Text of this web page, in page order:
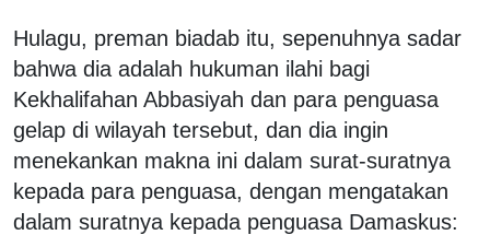
Hulagu, preman biadab itu, sepenuhnya sadar
bahwa dia adalah hukuman ilahi bagi
Kekhalifahan Abbasiyah dan para penguasa
gelap di wilayah tersebut, dan dia ingin
menekankan makna ini dalam surat-suratnya
kepada para penguasa, dengan mengatakan
dalam suratnya kepada penguasa Damaskus: